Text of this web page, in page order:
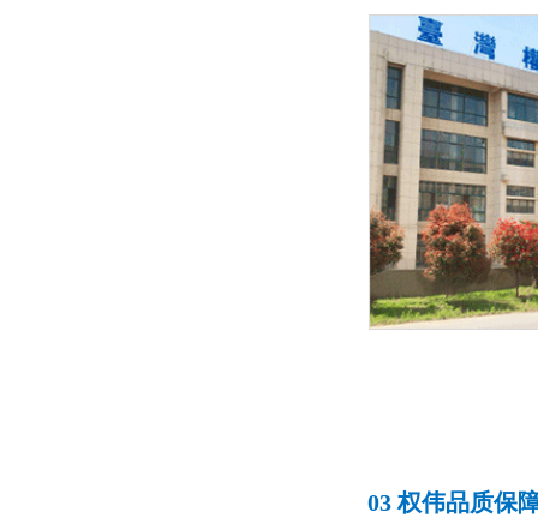
03 权伟品质保